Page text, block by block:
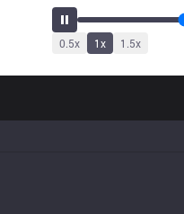
0.5x 1x 1.5x